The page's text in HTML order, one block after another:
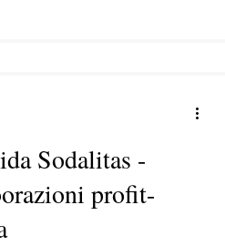
Sodalitas -
profit-